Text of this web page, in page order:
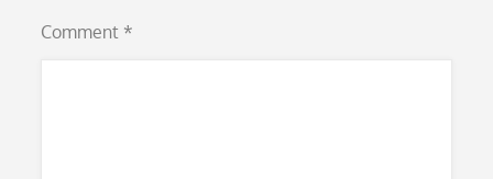
Comment *